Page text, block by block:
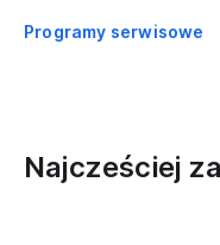
Najcześciej
Programy serwisowe